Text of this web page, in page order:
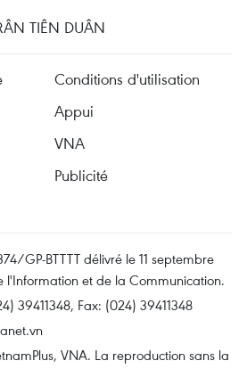
TIÊN DUÂN
Conditions d'utilisation
Appui
VNA
Publicité
GP-BTTTT délivré le 11 septembre
l'Information et de la Communication.
39411348, Fax: (024) 39411348
VNA. La reproduction sans la